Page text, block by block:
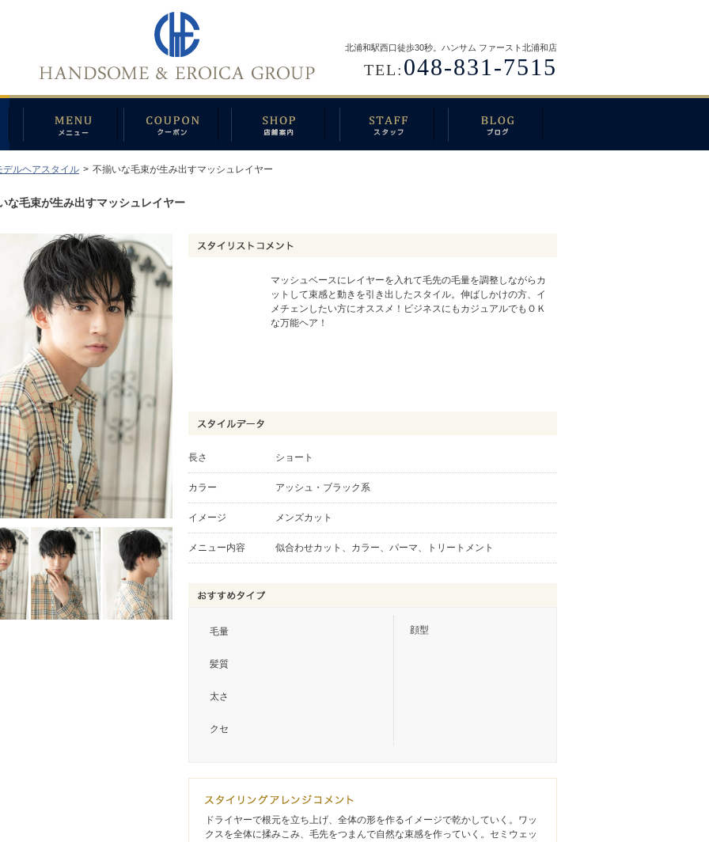
北浦和駅西口徒歩30秒。ハンサム ファースト北浦和店
TEL: 048-831-7515
デルヘアスタイル > 不揃いな毛束が生み出すマッシュレイヤー
な毛束が生み出すマッシュレイヤー
マッシュベースにレイヤーを入れて毛先の毛量を調整しながらカ
ットして束感と動きを引き出したスタイル。伸ばしかけの方、イ
メチェンしたい方にオススメ！ビジネスにもカジュアルでもＯＫ
な万能ヘア！
長さ ショート
カラー アッシュ・ブラック系
イメージ メンズカット
メニュー内容 似合わせカット、カラー、パーマ、トリートメント
毛量
髪質
太さ
クセ
顔型
ドライヤーで根元を立ち上げ、全体の形を作るイメージで乾かしていく。ワッ
クスを全体に揉みこみ、毛先をつまんで自然な束感を作っていく。セミウェッ